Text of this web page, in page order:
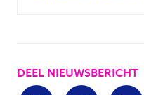
DEEL NIEUWSBERICHT